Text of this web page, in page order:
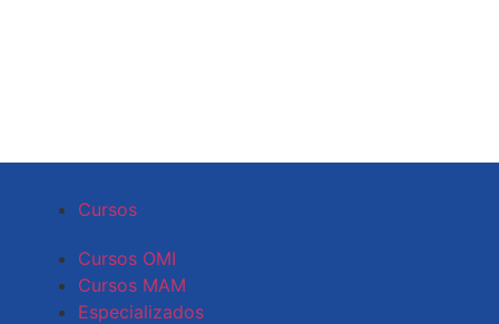
Cursos
Cursos OMI
Cursos MAM
Especializados